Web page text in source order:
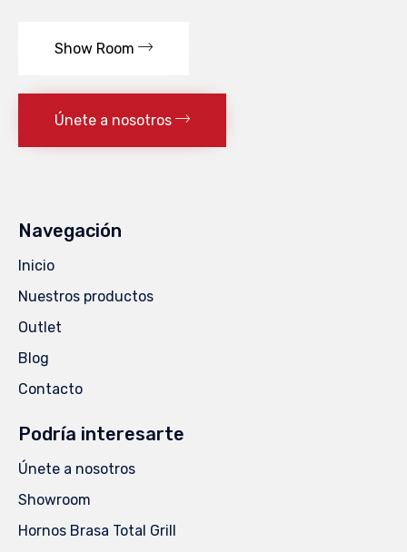
Show Room
Únete a nosotros
Navegación
Inicio
Nuestros productos
Outlet
Blog
Contacto
Podría interesarte
Únete a nosotros
Showroom
Hornos Brasa Total Grill